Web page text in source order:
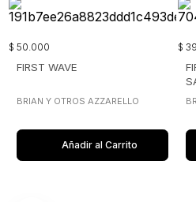
$ 50.000
FIRST WAVE
BRIAN Y OTROS AZZARELLO
Añadir al Carrito
$ 39